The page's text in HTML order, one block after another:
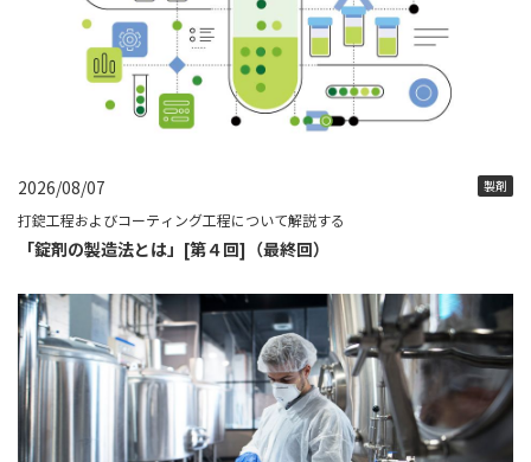
2026/08/07 製剤
打錠工程およびコーティング工程について解説する
「錠剤の製造法とは」[第４回]（最終回）